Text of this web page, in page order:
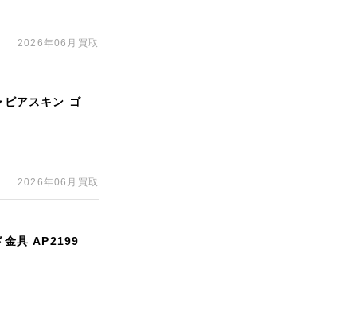
2026年06月買取
ビアスキン ゴ
2026年06月買取
金具 AP2199